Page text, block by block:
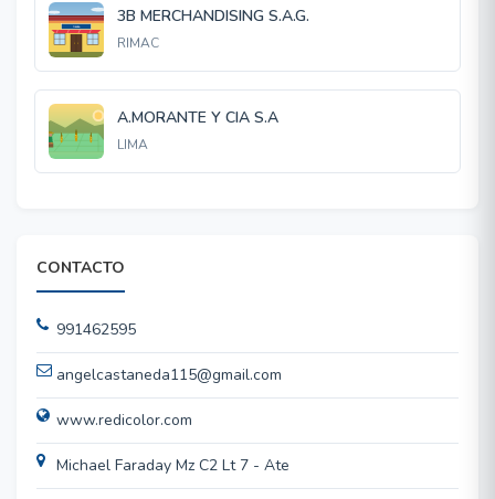
3B MERCHANDISING S.A.G.
RIMAC
A.MORANTE Y CIA S.A
LIMA
CONTACTO
991462595
angelcastaneda115@gmail.com
www.redicolor.com
Michael Faraday Mz C2 Lt 7 - Ate